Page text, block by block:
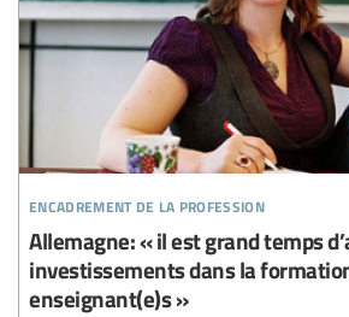
encadrement de la profession
Allemagne: « il est grand temps
investissements dans la
enseignant(e)s »